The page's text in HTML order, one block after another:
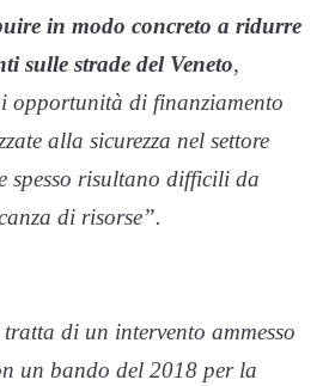
in modo concreto a ridurre
sulle strade del Veneto,
opportunità di finanziamento
alla sicurezza nel settore
spesso risultano difficili da
di risorse”.
di un intervento ammesso
un bando del 2018 per la